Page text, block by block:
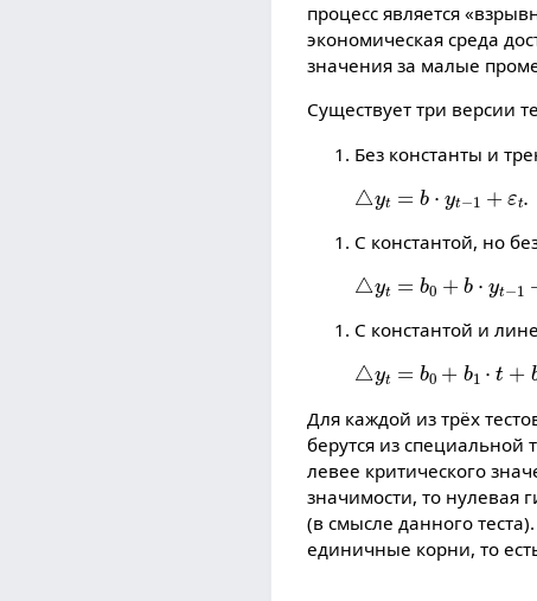
процесс является
экономическая среда
значения за малые
Существует три версии
Без константы и
С константой, но
△ 0 y
С константой и
△ 0 1⋅ t−
Для каждой из трёх
берутся из
левее критического
значимости, то нулевая
(в смысле данного
единичные корни, то